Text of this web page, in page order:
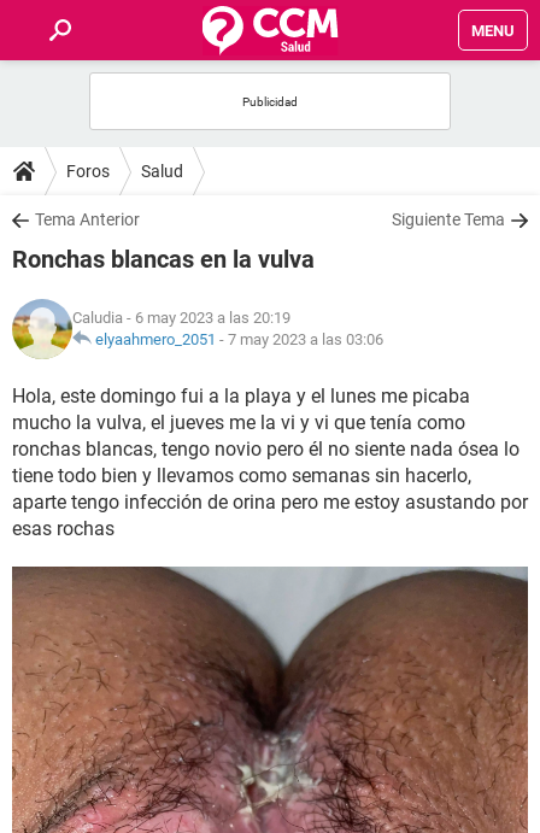
MENU
FOROS
SALUD
NUTRICIÓN
BIENESTAR
SEXUALIDAD
GLOSARIO
Foros Salud
Tema Anterior Siguiente Tema
Ronchas blancas en la vulva
Caludia - 6 may 2023 a las 20:19
elyaahmero_2051 - 7 may 2023 a las 03:06
Hola, este domingo fui a la playa y el lunes me picaba
mucho la vulva, el jueves me la vi y vi que tenía como
ronchas blancas, tengo novio pero él no siente nada ósea lo
tiene todo bien y llevamos como semanas sin hacerlo,
aparte tengo infección de orina pero me estoy asustando por
esas rochas